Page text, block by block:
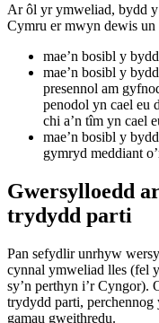
Ar ôl yr ymweliad, bydd
Cymru er mwyn dewis un
mae’n bosibl y
mae’n bosibl y
presennol am
penodol yn cael eu
chi a’n tîm yn cael
mae’n bosibl y
gymryd meddiant
Gwersylloedd
trydydd parti
Pan sefydlir unrhyw
cynnal ymweliad lles (fel
sy’n perthyn i’r Cyngor).
trydydd parti,
gamau gweithredu.